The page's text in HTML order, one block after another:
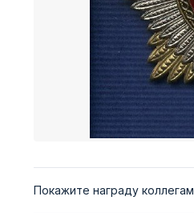
Покажите награду коллегам